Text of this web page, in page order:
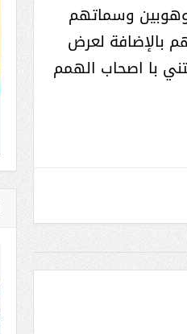
وسماتهم
بالإضافة لعرض
با اصحاب الهمم
المؤشرات الجغرافية للتمور ورشة
عمل ينظمها موسم عنيزة